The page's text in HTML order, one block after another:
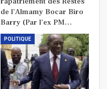
de l’Almamy Bocar Biro
Barry (Par l’ex PM…
POLITIQUE